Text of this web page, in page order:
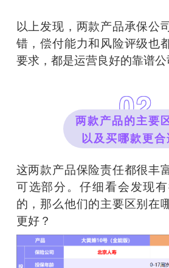
以上发现，两款产品承保公
错，偿付能力和风险评级也
要求，都是运营良好的靠谱公
02
两款产品的主要
以及买哪款更合
这两款产品保险责任都很丰
可选部分。仔细看会发现
的，那么他们的主要区别在
更好？